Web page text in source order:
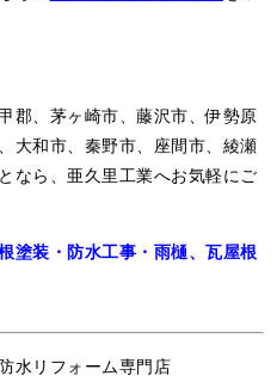
郡、茅ヶ崎市、藤沢市、伊勢原
大和市、秦野市、座間市、綾瀬
なら、亜久里工業へお気軽にご
塗装・防水工事・雨樋、瓦屋根
水リフォーム専門店